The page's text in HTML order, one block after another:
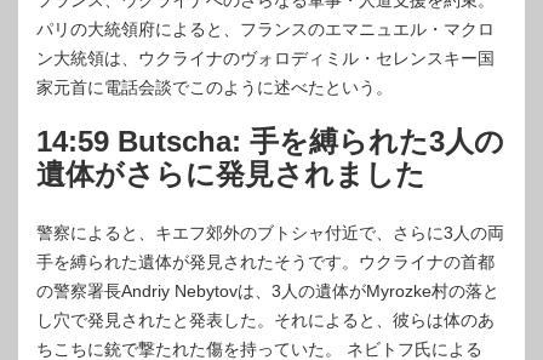
パリの大統領府によると、フランスのエマニュエル・マクロ
ン大統領は、ウクライナのヴォロディミル・セレンスキー国
家元首に電話会談でこのように述べたという。
14:59 Butscha: 手を縛られた3人の
遺体がさらに発見されました
警察によると、キエフ郊外のブトシャ付近で、さらに3人の両
手を縛られた遺体が発見されたそうです。ウクライナの首都
の警察署長Andriy Nebytovは、3人の遺体がMyrozke村の落と
し穴で発見されたと発表した。それによると、彼らは体のあ
ちこちに銃で撃たれた傷を持っていた。 ネビトフ氏による